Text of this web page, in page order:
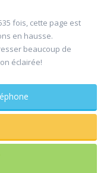
fois, cette page est
en hausse.
beaucoup de
éclairée!
téléphone